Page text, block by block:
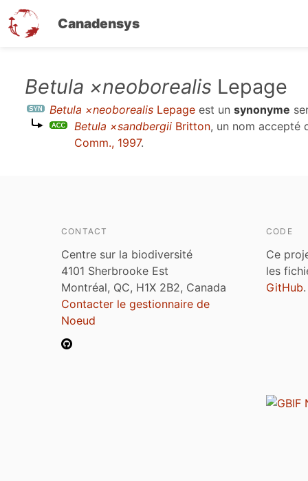
Canadensys
contenu
principal
Betula ×neoborealis Lepage
Betula ×neoborealis Lepage est un synonyme
Betula ×sandbergii Britton, un nom accepté
Comm., 1997.
CONTACT
Centre sur la biodiversité
4101 Sherbrooke Est
Montréal, QC, H1X 2B2, Canada
Contacter le gestionnaire de
Noeud
CODE
Ce
les
GitHub.